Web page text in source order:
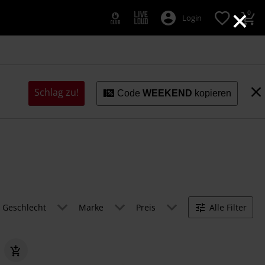
×
Login 0
Schlag zu! CodeWEEKEND kopieren
Geschlecht Marke Preis Alle Filter